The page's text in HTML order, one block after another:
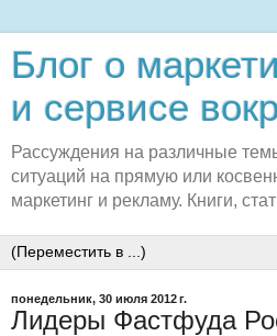
Блог о
и сервисе
Рассуждения на различные
ситуаций на прямую или
маркетинг и рекламу. Книги,
понедельник, 30 июля 2012 г.
Лидеры Фастфуда